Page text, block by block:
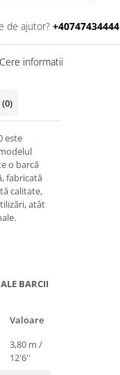
de ajutor? +40747434444
Cere informatii
(0)
este
o barcă
fabricată
calitate,
atât
BARCII
Valoare
3,80 m /
12'6''